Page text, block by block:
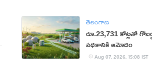
తెలంగాణ
రూ.23,731 కోట్లతో
పథకానికి ఆమోదం
Aug 07, 2026, 15:08 IST